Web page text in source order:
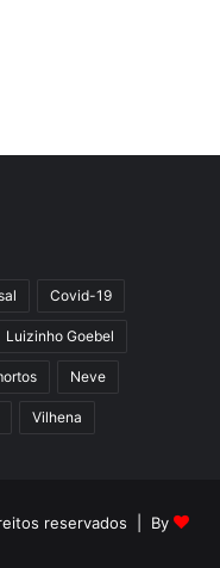
Covid-19
Luizinho Goebel
Neve
Vilhena
reservados | By